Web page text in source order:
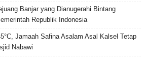
Banjar yang Dianugerahi Bintang
Republik Indonesia
Jamaah Safina Asalam Asal Kalsel Tetap
Nabawi